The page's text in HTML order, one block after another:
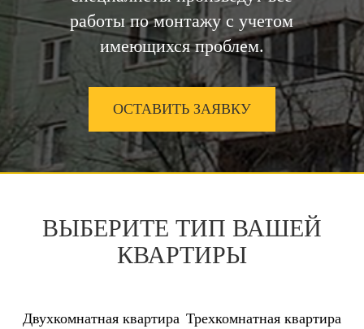
работы по монтажу с учетом
имеющихся проблем.
ОСТАВИТЬ ЗАЯВКУ
ВЫБЕРИТЕ ТИП ВАШЕЙ
КВАРТИРЫ
Двухкомнатная квартира Трехкомнатная квартира